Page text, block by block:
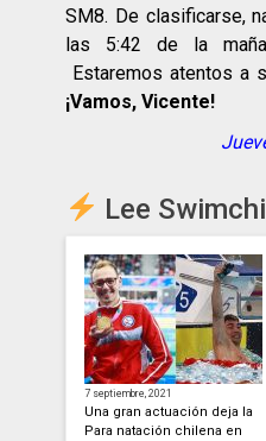
SM8. De clasificarse,
las 5:42 de la
Estaremos atentos a
¡Vamos, Vicente!
Lee
7 septiembre, 2021
Una gran actuación deja la
Para natación chilena en